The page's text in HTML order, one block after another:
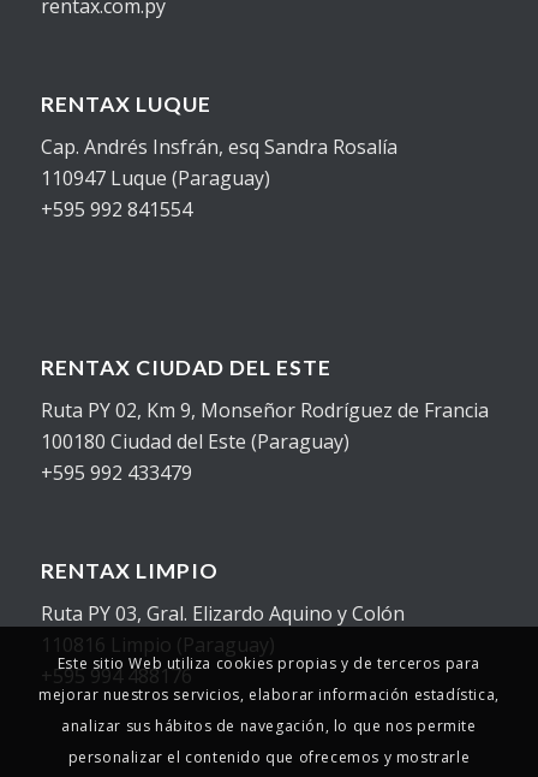
rentax.com.py
RENTAX LUQUE
Cap. Andrés Insfrán, esq Sandra Rosalía
110947 Luque (Paraguay)
+595 992 841554
RENTAX CIUDAD DEL ESTE
Ruta PY 02, Km 9, Monseñor Rodríguez de Francia
100180 Ciudad del Este (Paraguay)
+595 992 433479
RENTAX LIMPIO
Ruta PY 03, Gral. Elizardo Aquino y Colón
110816 Limpio (Paraguay)
+595 994 488176
Este sitio Web utiliza cookies propias y de terceros para
mejorar nuestros servicios, elaborar información estadística,
analizar sus hábitos de navegación, lo que nos permite
personalizar el contenido que ofrecemos y mostrarle